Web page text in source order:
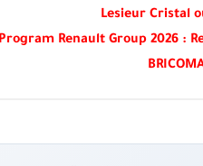
Lesieur Cristal
Renault Group 2026 :